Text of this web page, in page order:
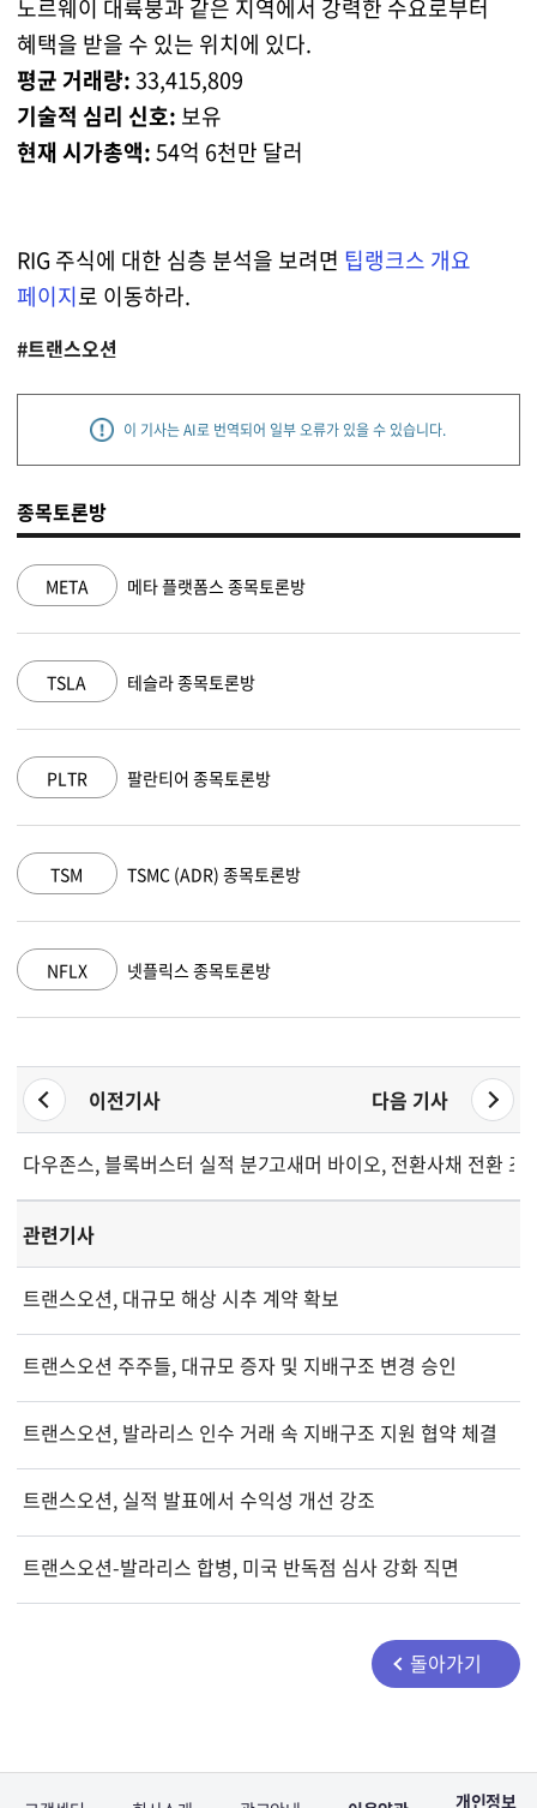
노르웨이 대륙붕과 같은 지역에서 강력한 수요로부터
혜택을 받을 수 있는 위치에 있다.
평균 거래량:33,415,809
기술적 심리 신호: 보유
현재 시가총액:54억 6천만 달러
RIG 주식에 대한 심층 분석을 보려면 팁랭크스 개요
페이지로 이동하라.
#트랜스오션
이 기사는 AI로 번역되어 일부 오류가 있을 수 있습니다.
종목토론방
NVDA 엔비디아 종목토론방
MSFT 마이크로소프트 종목토론방
AAPL 애플 종목토론방
AMZN 아마존 닷컴 종목토론방
GOOGL 알파벳 A 종목토론방
이전기사 다음 기사
다우존스, 블록버스터 실적 분기 이후 주춤고새머 바이오, 전환사채 전환 조
관련기사
트랜스오션, 대규모 해상 시추 계약 확보
트랜스오션 주주들, 대규모 증자 및 지배구조 변경 승인
트랜스오션, 발라리스 인수 거래 속 지배구조 지원 협약 체결
트랜스오션, 실적 발표에서 수익성 개선 강조
트랜스오션-발라리스 합병, 미국 반독점 심사 강화 직면
돌아가기
개인정보